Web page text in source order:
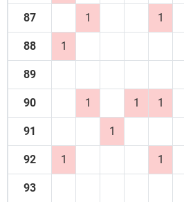
87 1 1
88 1
89
90 1 1 1
91 1
92 1 1
93